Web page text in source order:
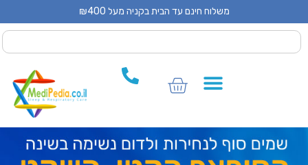
משלוח חינם עד הבית בקניה מעל ₪400